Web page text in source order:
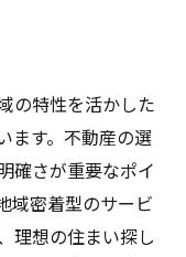
の特性を活かした
ます。不動産の選
確さが重要なポイ
域密着型のサービ
理想の住まい探し